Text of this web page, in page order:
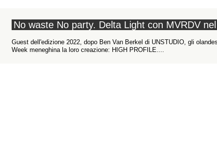
No waste No party. Delta Light con MVRDV
Guest dell'edizione 2022, dopo Ben Van Berkel di UNSTUDIO, gli
Week meneghina la loro creazione: HIGH PROFILE....